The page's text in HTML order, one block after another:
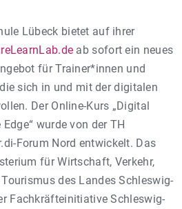
Lübeck bietet auf ihrer
ab sofort ein neues
für Trainer*innen und
sich in und mit der digitalen
Der Online-Kurs „Digital
wurde von der TH
Forum Nord entwickelt. Das
für Wirtschaft, Verkehr,
des Landes Schleswig-
Fachkräfteinitiative Schleswig-